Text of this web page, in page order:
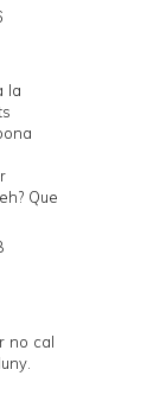
la
Que
no cal